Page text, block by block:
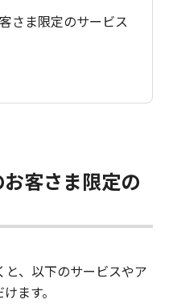
さま限定のサービス
客さま限定の
と、以下のサービスやア
ます。